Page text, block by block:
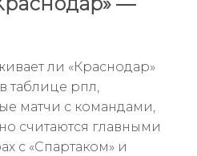
ли «Краснодар»
таблице рпл,
матчи с командами,
считаются главными
с «Спартаком» и